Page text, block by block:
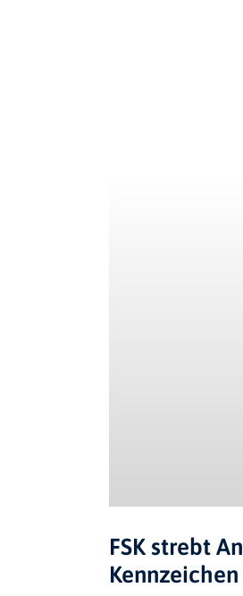
FSK strebt
Kennzeichen